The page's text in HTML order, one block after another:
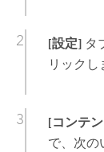
[設定]タ
リックし
[コンテ
で、次の